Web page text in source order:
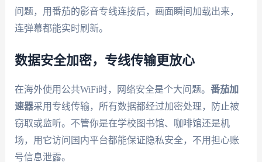
问题，用番茄的影音专线连接后，画面瞬间加载出来，
连弹幕都能实时刷新。
数据安全加密，专线传输更放心
在海外使用公共WiFi时，网络安全是个大问题。 番茄加
速器采用专线传输，所有数据都经过加密处理，防止被
窃取或监听。不管你是在学校图书馆、咖啡馆还是机
场，用它访问国内平台都能保证隐私安全，不用担心账
号信息泄露。